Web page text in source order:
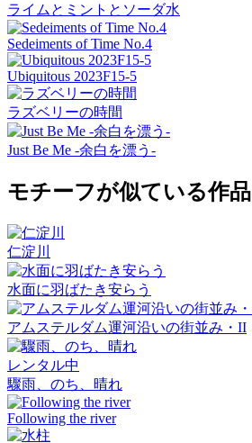
ライムとミントとソーダ水
Sedeiments of Time No.4
Ubiquitous 2023F15-5
ラズベリーの時間
Just Be Me -余白を漂う-
モチーフが似ている作品
仁淀川
水面に羽ばたき安らう
アムステルダム運河沿いの街並み・II
レンタル中
驟雨、のち、晴れ
Following the river